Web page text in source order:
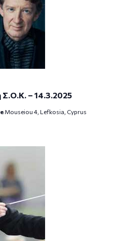
Σ.Ο.Κ. – 14.3.2025
Mouseiou 4, Lefkosia, Cyprus